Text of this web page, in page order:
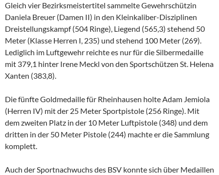
Gleich vier Bezirksmeistertitel sammelte Gewehrschützin
Daniela Breuer (Damen II) in den Kleinkaliber-Disziplinen
Dreistellungskampf (504 Ringe), Liegend (565,3) stehend 50
Meter (Klasse Herren I, 235) und stehend 100 Meter (269).
Lediglich im Luftgewehr reichte es nur für die Silbermedaille
mit 379,1 hinter Irene Meckl von den Sportschützen St. Helena
Xanten (383,8).
Die fünfte Goldmedaille für Rheinhausen holte Adam Jemiola
(Herren IV) mit der 25 Meter Sportpistole (256 Ringe). Mit
dem zweiten Platz in der 10 Meter Luftpistole (348) und dem
dritten in der 50 Meter Pistole (244) machte er die Sammlung
komplett.
Auch der Sportnachwuchs des BSV konnte sich über Medaillen